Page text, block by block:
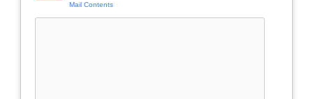
Mail Contents